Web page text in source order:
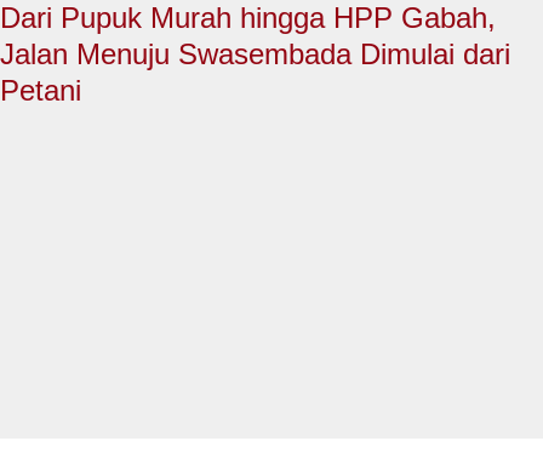
Dari Pupuk Murah hingga HPP Gabah,
Jalan Menuju Swasembada Dimulai dari
Petani